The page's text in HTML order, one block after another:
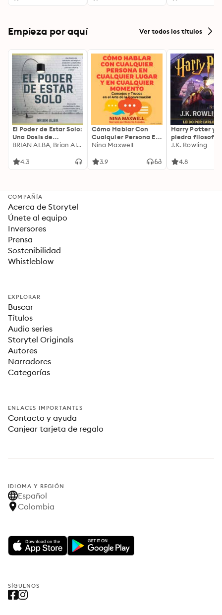
Empieza por aquí Ver todos los títulos
El Poder de Estar Solo:
Una Dosis de
Motivación
Ideas Revolucionarias
BRIAN ALBA, Brian Alba
4.3
Cómo Hablar Con
Cualquier Persona En
Cualquier Lugar Y En
Nina Maxwell
3.9
Harry Potter y
piedra filosofal
J.K. Rowling
4.8
COMPAÑÍA
Acerca de Storytel
Únete al equipo
Inversores
Prensa
Sostenibilidad
Whistleblow
EXPLORAR
Buscar
Títulos
Audio series
Storytel Originals
Autores
Narradores
Categorías
ENLACES IMPORTANTES
Contacto y ayuda
Canjear tarjeta de regalo
IDIOMA Y REGIÓN
Español
Colombia
SÍGUENOS